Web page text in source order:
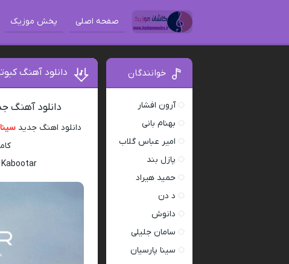
صفحه اصلی پخش موزیک
دانلود آهنگ
دانلود آهنگ
دانلود اهنگ جدید
کامل
خوانندگان
آرون افشار
بهنام بانی
امیر عباس گلاب
پازل بند
حمید هیراد
د دن
دانوش
سامان جلیلی
سینا پارسیان